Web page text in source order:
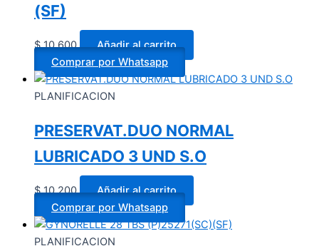
(SF)
$10.600
Añadir al carrito
Comprar por Whatsapp
PLANIFICACION
PRESERVAT.DUO NORMAL
LUBRICADO 3 UND S.O
$10.200
Añadir al carrito
Comprar por Whatsapp
PLANIFICACION